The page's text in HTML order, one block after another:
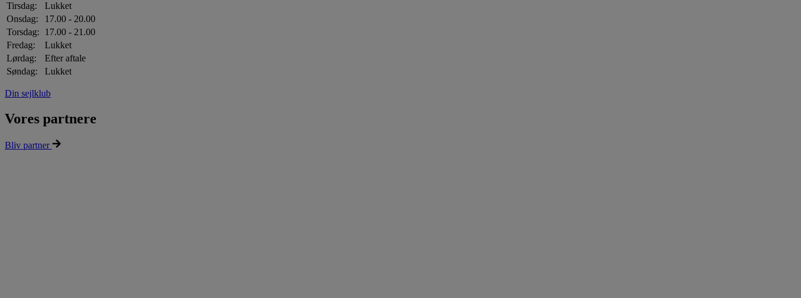
Tirsdag:
Lukket
Onsdag:
17.00 - 20.00
Torsdag:
17.00 - 21.00
Fredag:
Lukket
Lørdag:
Efter aftale
Søndag:
Lukket
Din sejlklub
Vores partnere
Bliv partner